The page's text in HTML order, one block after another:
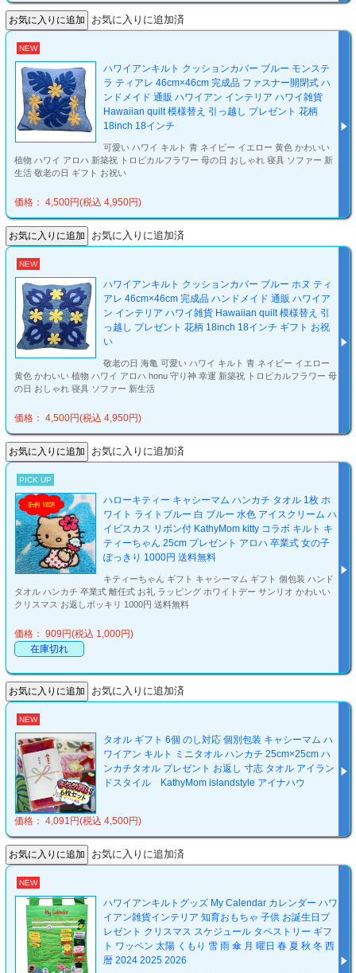
お気に入りに追加済
NEW
ハワイアンキルト クッションカバー ブルー モンステ
ラ ティアレ 46cm×46cm 完成品 ファスナー開閉式 ハ
ンドメイド 通販 ハワイアン インテリア ハワイ雑貨
Hawaiian quilt 模様替え 引っ越し プレゼント 花柄
18inch 18インチ
可愛い ハワイ キルト 青 ネイビー イエロー 黄色 かわいい
植物 ハワイ アロハ 新築祝 トロピカルフラワー 母の日 おしゃれ 寝具 ソファー 新
生活 敬老の日 ギフト お祝い
価格： 4,500円(税込 4,950円)
お気に入りに追加済
NEW
ハワイアンキルト クッションカバー ブルー ホヌ ティ
アレ 46cm×46cm 完成品 ハンドメイド 通販 ハワイア
ン インテリア ハワイ雑貨 Hawaiian quilt 模様替え 引
っ越し プレゼント 花柄 18inch 18インチ ギフト お祝
い
敬老の日 海亀 可愛い ハワイ キルト 青 ネイビー イエロー
黄色 かわいい 植物 ハワイ アロハ honu 守り神 幸運 新築祝 トロピカルフラワー 母
の日 おしゃれ 寝具 ソファー 新生活
価格： 4,500円(税込 4,950円)
お気に入りに追加済
PICK UP
ハローキティー キャシーマム ハンカチ タオル 1枚 ホ
ワイト ライトブルー 白 ブルー 水色 アイスクリーム ハ
イビスカス リボン付 KathyMom kitty コラボ キルト キ
ティーちゃん 25cm プレゼント アロハ 卒業式 女の子
ぽっきり 1000円 送料無料
キティーちゃん ギフト キャシーマム ギフト 個包装 ハンド
タオル ハンカチ 卒業式 離任式 お礼 ラッピング ホワイトデー サンリオ かわいい
クリスマス お返しポッキリ 1000円 送料無料
価格： 909円(税込 1,000円)
在庫切れ
お気に入りに追加済
NEW
タオル ギフト 6個 のし対応 個別包装 キャシーマム ハ
ワイアン キルト ミニタオル ハンカチ 25cm×25cm ハ
ンカチタオル プレゼント お返し 寸志 タオル アイラン
ドスタイル KathyMom islandstyle アイナハウ
価格： 4,091円(税込 4,500円)
お気に入りに追加済
NEW
ハワイアンキルトグッズ My Calendar カレンダー ハワ
イアン雑貨インテリア 知育おもちゃ 子供 お誕生日プ
レゼント クリスマス スケジュール タペストリー ギフ
ト ワッペン 太陽 くもり 雪 雨 傘 月 曜日 春 夏 秋 冬 西
暦 2024 2025 2026